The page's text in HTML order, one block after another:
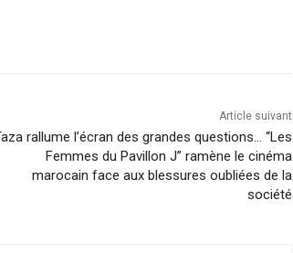
Article suivant
rallume l’écran des grandes questions… “Les
Femmes du Pavillon J” ramène le cinéma
marocain face aux blessures oubliées de la
société